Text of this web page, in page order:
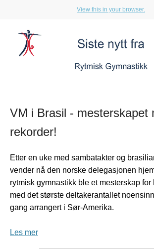
View this in your browser.
VM i Brasil - mesterskapet
rekorder!
Etter en uke med sambatakter og
vender nå den norske delegasjonen
rytmisk gymnastikk ble et mesterskap
med det største deltakerantallet
gang arrangert i Sør-Amerika.
Les mer